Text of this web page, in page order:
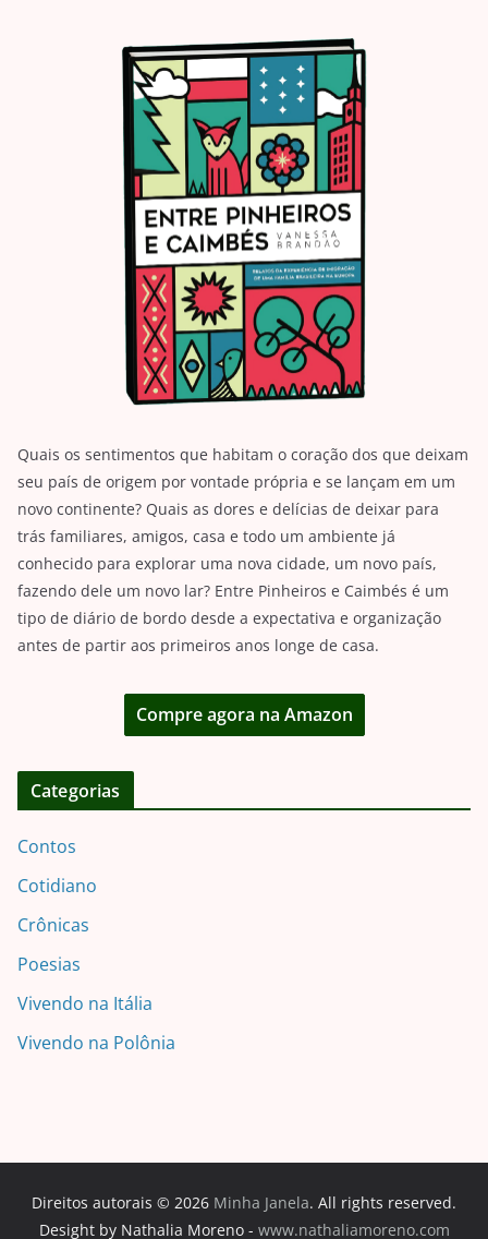
Quais os sentimentos que habitam o coração dos que deixam
seu país de origem por vontade própria e se lançam em um
novo continente? Quais as dores e delícias de deixar para
trás familiares, amigos, casa e todo um ambiente já
conhecido para explorar uma nova cidade, um novo país,
fazendo dele um novo lar? Entre Pinheiros e Caimbés é um
tipo de diário de bordo desde a expectativa e organização
antes de partir aos primeiros anos longe de casa.
Compre agora na Amazon
Categorias
Contos
Cotidiano
Crônicas
Poesias
Vivendo na Itália
Vivendo na Polônia
Direitos autorais © 2026 Minha Janela. All rights reserved.
Desight by Nathalia Moreno - www.nathaliamoreno.com